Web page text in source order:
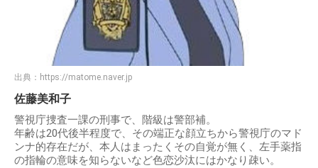
出典： https://matome.naver.jp
佐藤美和子
警視庁捜査一課の刑事で、階級は警部補。
年齢は20代後半程度で、その端正な顔立ちから警視庁のマド
ンナ的存在だが、本人はまったくその自覚が無く、左手薬指
の指輪の意味を知らないなど色恋沙汰にはかなり疎い。